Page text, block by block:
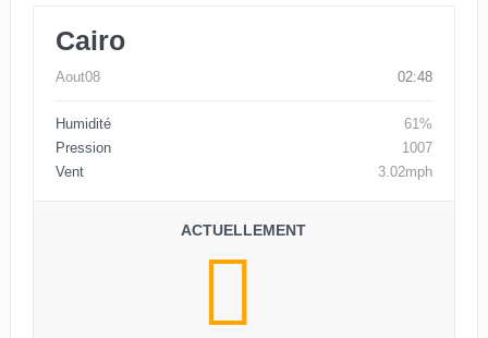
Cairo
Aout08 02:48
Humidité
61%
Pression
1007
Vent
3.02mph
ACTUELLEMENT